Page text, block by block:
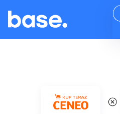
Správce objednávek
Velikost společnosti